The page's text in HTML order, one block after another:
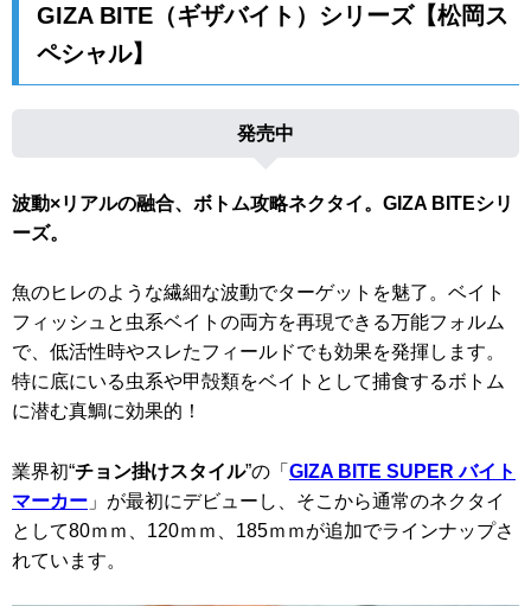
GIZA BITE（ギザバイト）シリーズ【松岡ス
ペシャル】
発売中
波動×リアルの融合、ボトム攻略ネクタイ。GIZA BITEシリ
ーズ。
魚のヒレのような繊細な波動でターゲットを魅了。ベイト
フィッシュと虫系ベイトの両方を再現できる万能フォルム
で、低活性時やスレたフィールドでも効果を発揮します。
特に底にいる虫系や甲殻類をベイトとして捕食するボトム
に潜む真鯛に効果的！
業界初“チョン掛けスタイル”の「 GIZA BITE SUPER バイト
マーカー 」が最初にデビューし、そこから通常のネクタイ
として80ｍｍ、120ｍｍ、185ｍｍが追加でラインナップさ
れています。